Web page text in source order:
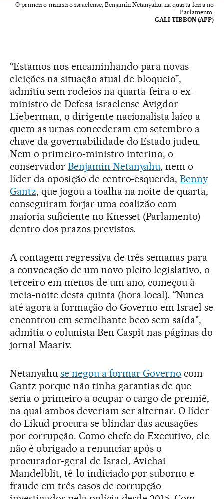
O primeiro-ministro israelense, Benjamín Netanyahu, na quarta-feira no
Parlamento.
GALI TIBBON (AFP)
“Estamos nos encaminhando para novas
eleições na situação atual de bloqueio”,
admitiu sem rodeios na quarta-feira o ex-
ministro de Defesa israelense Avigdor
Lieberman, o dirigente nacionalista laico a
quem as urnas concederam em setembro a
chave da governabilidade do Estado judeu.
Nem o primeiro-ministro interino, o
conservador Benjamin Netanyahu, nem o
líder da oposição de centro-esquerda,Benny
Gantz, que jogou a toalha na noite de quarta,
conseguiram forjar uma coalizão com
maioria suficiente no Knesset (Parlamento)
dentro dos prazos previstos.
A contagem regressiva de três semanas para
a convocação de um novo pleito legislativo, o
terceiro em menos de um ano, começou à
meia-noite desta quinta (hora local). “Nunca
até agora a formação do Governo em Israel se
encontrou em semelhante beco sem saída",
admitia o colunista Ben Caspit nas páginas do
jornal Maariv.
Netanyahu se negou a formar Governo com
Gantz porque não tinha garantias de que
seria o primeiro a ocupar o cargo de premiê,
na qual ambos deveriam ser alternar. O líder
do Likud procura se blindar das acusações
por corrupção. Como chefe do Executivo, ele
não é obrigado a renunciar após o
procurador-geral de Israel, Avichai
Mandelblit, tê-lo indiciado por suborno e
fraude em três casos de corrupção